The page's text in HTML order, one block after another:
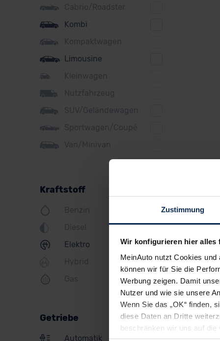
Zustimmung
Wir konfigurieren hier alles
MeinAuto nutzt Cookies
können wir für Sie die
Werbung zeigen. Damit
Nutzer und wie sie unsere
Wenn Sie das „OK“ finden,
diese Daten an Dritte
beschränken wir uns auf
Cupra
DS
Dacia
Fiat
Ford
Honda
Lexus
MINI
Mazda
Mercedes
Mitsubishi
Peugeot
Cabrio/Roadster
Kombi
Kompaktwagen
Limousine
Kleinwagen
Nutzfahrzeug
SUV/Geländewagen
Sportwagen/Coupé
Van/Minivan
Kraftstoff
Benzin
Diesel
Elektro
Hybrid
Gas
Getriebe
Automatik